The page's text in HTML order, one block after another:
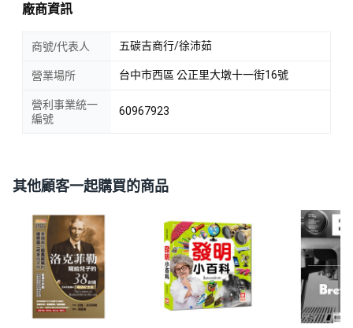
廠商資訊
商號/代表人 五碳吉商行/徐沛茹
營業場所 台中市西區 公正里大墩十一街16號
營利事業統一
編號
60967923
其他顧客一起購買的商品